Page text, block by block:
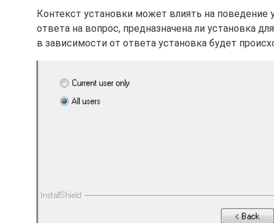
Контекст установки может влиять на
ответа на вопрос, предназначена ли установка
в зависимости от ответа установка будет